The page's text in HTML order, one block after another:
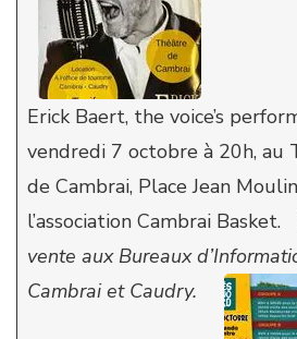
Erick Baert, the voice’s
vendredi 7 octobre à 20h, au
de Cambrai, Place Jean
l’association Cambrai Basket.
vente aux Bureaux
Cambrai et Caudry.